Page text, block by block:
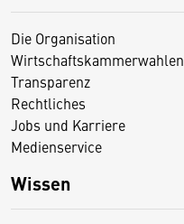
Die Organisation
Wirtschaftskammerwahlen
Transparenz
Rechtliches
Jobs und Karriere
Medienservice
Wissen